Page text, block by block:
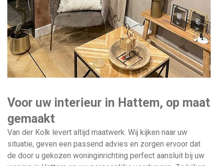
Voor uw interieur in Hattem, op maat
gemaakt
Van der Kolk levert altijd maatwerk. Wij kijken naar uw
situatie, geven een passend advies en zorgen ervoor dat
de door u gekozen woninginrichting perfect aansluit bij uw